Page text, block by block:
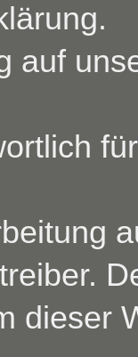
auf
dieser